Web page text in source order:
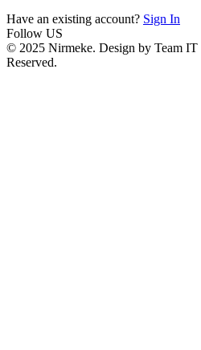
Have an existing account? Sign In
Follow US
© 2025 Nirmeke. Design by Team
Reserved.